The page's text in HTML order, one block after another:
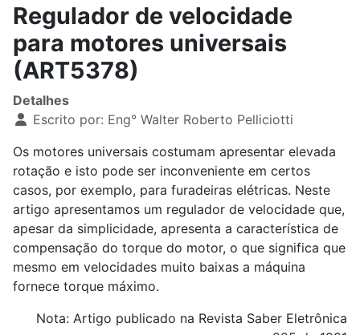
Regulador de velocidade
para motores universais
(ART5378)
Detalhes
Escrito por: Eng° Walter Roberto Pelliciotti
Os motores universais costumam apresentar elevada
rotação e isto pode ser inconveniente em certos
casos, por exemplo, para furadeiras elétricas. Neste
artigo apresentamos um regulador de velocidade que,
apesar da simplicidade, apresenta a característica de
compensação do torque do motor, o que significa que
mesmo em velocidades muito baixas a máquina
fornece torque máximo.
Nota: Artigo publicado na Revista Saber Eletrônica